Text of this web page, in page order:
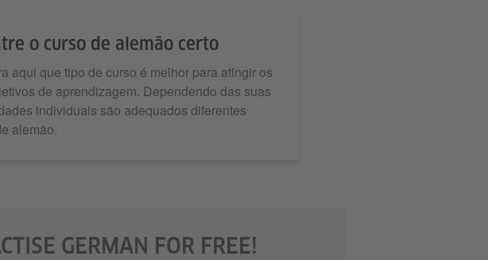
o curso de alemão certo
aqui que tipo de curso é melhor para atingir os
de aprendizagem. Dependendo das suas
individuais são adequados diferentes
alemão.
GERMAN FOR FREE!